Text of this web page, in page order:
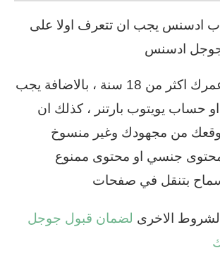
ادسنس يجب ان تتعرف اولا على
ادسنس
يجب ان يكون عمرك اكثر من 18 سنة ، بالاضافة يجب
حساب يويتوب بارتنر ، كذلك ان
من مجهودك وغير منسوخ
جنسي او محتوى ممنوع
بتنقل في صفحات
الاخرى لضمان قبول جوجل